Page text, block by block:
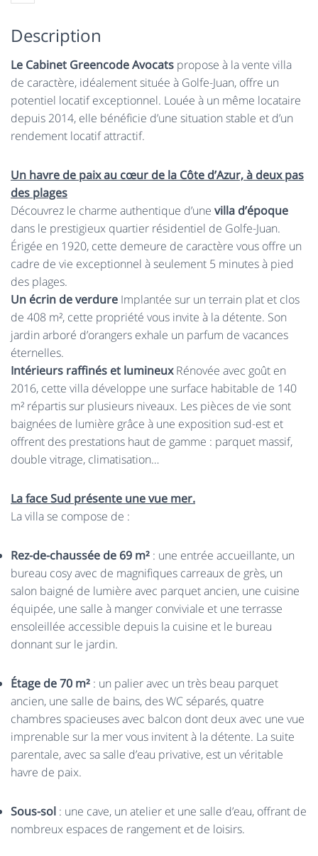
Description
Le Cabinet Greencode Avocats propose à la vente villa
de caractère, idéalement située à Golfe-Juan, offre un
potentiel locatif exceptionnel. Louée à un même locataire
depuis 2014, elle bénéficie d’une situation stable et d’un
rendement locatif attractif.
Un havre de paix au cœur de la Côte d’Azur, à deux pas
des plages
Découvrez le charme authentique d’une villa d’époque
dans le prestigieux quartier résidentiel de Golfe-Juan.
Érigée en 1920, cette demeure de caractère vous offre un
cadre de vie exceptionnel à seulement 5 minutes à pied
des plages.
Un écrin de verdure Implantée sur un terrain plat et clos
de 408 m², cette propriété vous invite à la détente. Son
jardin arboré d’orangers exhale un parfum de vacances
éternelles.
Intérieurs raffinés et lumineuxRénovée avec goût en
2016, cette villa développe une surface habitable de 140
m² répartis sur plusieurs niveaux. Les pièces de vie sont
baignées de lumière grâce à une exposition sud-est et
offrent des prestations haut de gamme : parquet massif,
double vitrage, climatisation…
La face Sud présente une vue mer.
La villa se compose de :
Rez-de-chaussée de 69 m² : une entrée accueillante, un
bureau cosy avec de magnifiques carreaux de grès, un
salon baigné de lumière avec parquet ancien, une cuisine
équipée, une salle à manger conviviale et une terrasse
ensoleillée accessible depuis la cuisine et le bureau
donnant sur le jardin.
Étage de 70 m² : un palier avec un très beau parquet
ancien, une salle de bains, des WC séparés, quatre
chambres spacieuses avec balcon dont deux avec une vue
imprenable sur la mer vous invitent à la détente. La suite
parentale, avec sa salle d’eau privative, est un véritable
havre de paix.
Sous-sol : une cave, un atelier et une salle d’eau, offrant de
nombreux espaces de rangement et de loisirs.